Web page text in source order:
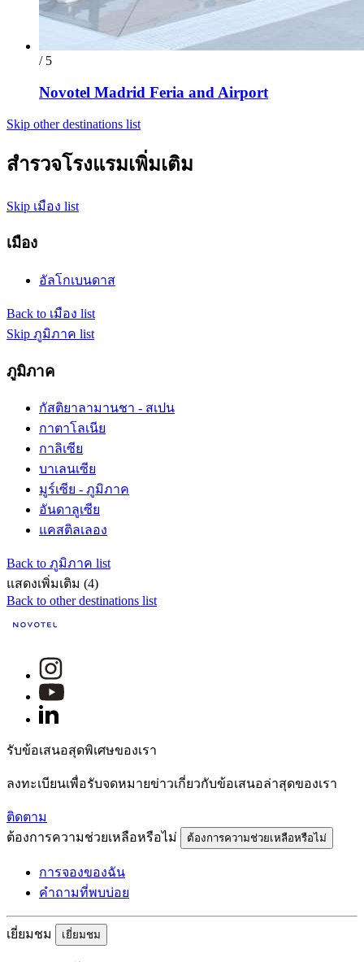
/ 5
Novotel Madrid Feria and Airport
Skip other destinations list
สำรวจโรงแรมเพิ่มเติม
Skip เมือง list
เมือง
อัลโกเบนดาส
Back to เมือง list
Skip ภูมิภาค list
ภูมิภาค
กัสติยาลามานชา - สเปน
กาตาโลเนีย
กาลิเซีย
บาเลนเซีย
มูร์เซีย - ภูมิภาค
อันดาลูเซีย
แคสติลเลอง
Back to ภูมิภาค list
แสดงเพิ่มเติม (4)
Back to other destinations list
รับข้อเสนอสุดพิเศษของเรา
ลงทะเบียนเพื่อรับจดหมายข่าวเกี่ยวกับข้อเสนอล่าสุดของเรา
ติดตาม
ต้องการความช่วยเหลือหรือไม่
ต้องการความช่วยเหลือหรือไม่
การจองของฉัน
คำถามที่พบบ่อย
เยี่ยมชม เยี่ยมชม